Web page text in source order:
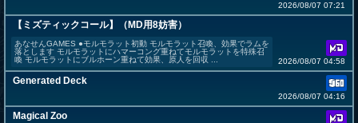
2026/08/07 07:21
【ミズティックコール】（MD用8妨害）
あなせんGAMES ●モルモラット初動 モルモラット召喚、効果でラムを
落とします モルモラットにハマーコング重ねてモルモラットを特殊召
喚 モルモラットにブルホーン重ねて効果、原人を回収 ...
2026/08/07 04:58
Generated Deck
2026/08/07 04:16
Magical Zoo